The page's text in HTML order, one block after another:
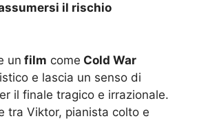
il rischio
un film come Cold War
e lascia un senso di
il finale tragico e irrazionale.
tra Viktor, pianista colto e